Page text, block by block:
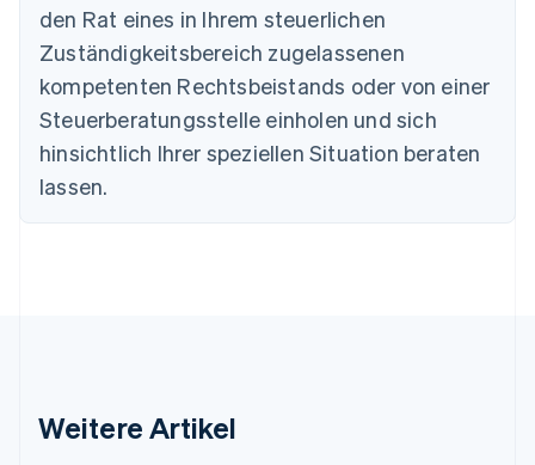
den Rat eines in Ihrem steuerlichen
Zuständigkeitsbereich zugelassenen
kompetenten Rechtsbeistands oder von einer
Steuerberatungsstelle einholen und sich
hinsichtlich Ihrer speziellen Situation beraten
lassen.
Weitere Artikel
DeutschEnglish
Estland
English
Festlandchina
简体中文English
Finnland
Frankreich
FrançaisEnglish
English
Italien